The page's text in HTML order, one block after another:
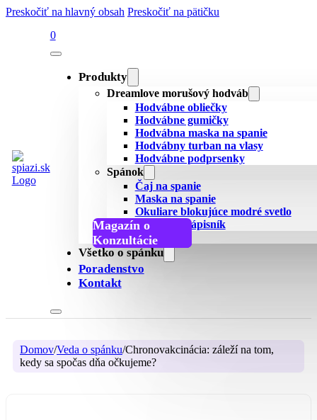
Preskočiť na hlavný obsah Preskočiť na pätičku
0
Produkty
Dreamlove morušový hodváb
Hodvábne obliečky
Hodvábne gumičky
Hodvábna maska na spanie
Hodvábny turban na vlasy
Hodvábne podprsenky
Spánok
Čaj na spanie
Maska na spanie
Okuliare blokujúce modré svetlo
Spánkový zápisník
Všetky recenzie
Všetko o spánku
Magazín o
spánku
Podcast o spánku
Konzultácie
Poradenstvo
Kontakt
Domov/Veda o spánku/Chronovakcinácia: záleží na tom,
kedy sa spočas dňa očkujeme?